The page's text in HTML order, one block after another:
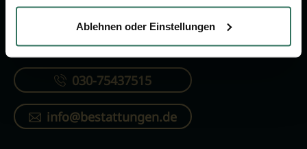
Ablehnen oder Einstellungen
KONTAKTIEREN SIE UNS
030-75437515
info@bestattungen.de